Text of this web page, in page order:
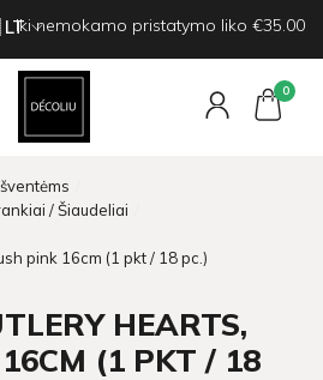
Iki nemokamo pristatymo liko €35.00
0
/ Šiaudeliai
pink 16cm (1 pkt / 18 pc.)
HEARTS,
(1 PKT / 18